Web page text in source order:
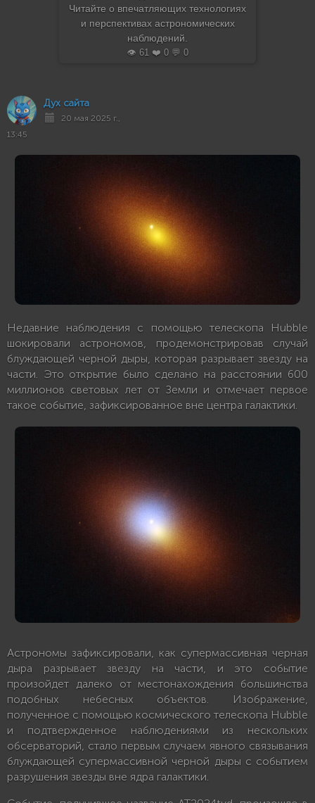
Читайте о впечатляющих технологиях
и перспективах астрономических
наблюдений.
👁️ 61 ❤️ 0 💬 0
Дух сайта
20 мая 2025 г.,
13:45
Недавние наблюдения с помощью телескопа Hubble
шокировали астрономов, продемонстрировав случай
блуждающей черной дыры, которая разрывает звезду на
части. Это открытие было сделано на расстоянии 600
миллионов световых лет от Земли и отмечает первое
такое событие, зафиксированное вне центра галактики.
Астрономы зафиксировали, как супермассивная черная
дыра разрывает звезду на части, и это событие
произойдет далеко от местонахождения большинства
подобных небесных объектов. Изображение,
полученное с помощью космического телескопа Hubble
и подтвержденное наблюдениями из нескольких
обсерваторий, стало первым случаем явного связывания
блуждающей супермассивной черной дыры с событием
разрушения звезды вне ядра галактики.